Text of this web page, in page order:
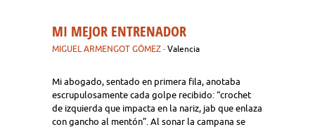
MI MEJOR ENTRENADOR
MIGUEL ARMENGOT GÓMEZ · Valencia
Mi abogado, sentado en primera fila, anotaba
escrupulosamente cada golpe recibido: “crochet
de izquierda que impacta en la nariz, jab que enlaza
con gancho al mentón”. Al sonar la campana se